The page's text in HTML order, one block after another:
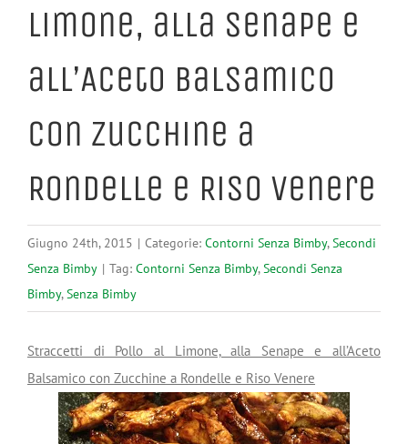
Limone, alla Senape e
all’Aceto Balsamico
con Zucchine a
Rondelle e Riso Venere
Giugno 24th, 2015 | Categorie: Contorni Senza Bimby,Secondi
Senza Bimby | Tag: Contorni Senza Bimby,Secondi Senza
Bimby,Senza Bimby
Straccetti di Pollo al Limone, alla Senape e all’Aceto
Balsamico con Zucchine a Rondelle e Riso Venere